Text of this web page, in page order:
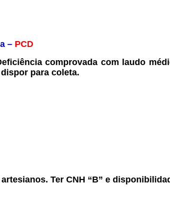
– PCD
comprovada com laudo
para coleta.
Ter CNH “B” e